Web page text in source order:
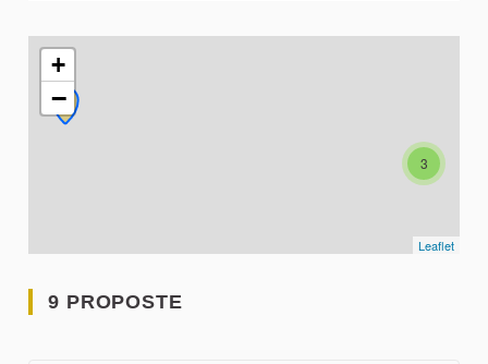
L'elemento seguente è una mappa che presenta gli
3
+
−
Leaflet
9 PROPOSTE